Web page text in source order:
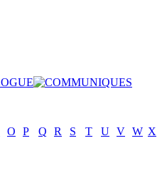
O P Q R S T U V W X